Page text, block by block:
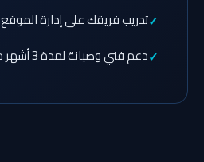
تدريب فريقك على إدارة الموقع
دعم فني وصيانة لمدة 3 أشهر مجاناً